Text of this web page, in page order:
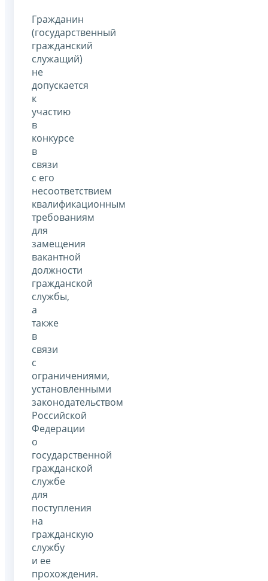
Гражданин
(государственный
гражданский
служащий)
не
допускается
к
участию
в
конкурсе
в
связи
с его
несоответствием
квалификационным
требованиям
для
замещения
вакантной
должности
гражданской
службы,
а
также
в
связи
с
ограничениями,
установленными
законодательством
Российской
Федерации
о
государственной
гражданской
службе
для
поступления
на
гражданскую
службу
и ее
прохождения.